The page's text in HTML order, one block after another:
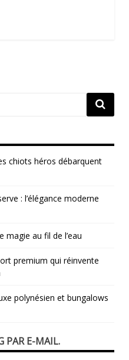
chiots héros débarquent
: l’élégance moderne
magie au fil de l’eau
premium qui réinvente
polynésien et bungalows
PAR E-MAIL.